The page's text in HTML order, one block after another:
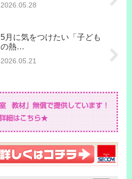
2026.05.28
5月に気をつけたい「子ども
の熱…
2026.05.21